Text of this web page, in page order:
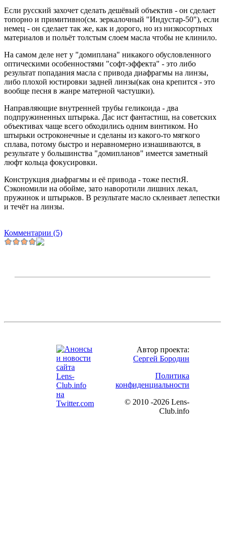
Если русский захочет сделать дешёвый объектив - он сделает
топорно и примитивно(см. зеркалочный "Индустар-50"), если
немец - он сделает так же, как и дорого, но из низкосортных
материалов и польёт толстым слоем масла чтобы не клинило.
На самом деле нет у "домиплана" никакого обусловленного
оптическими особенностями "софт-эффекта" - это либо
результат попадания масла с привода диафрагмы на линзы,
либо плохой юстировки задней линзы(как она крепится - это
вообще песня в жанре матерной частушки).
Направляющие внутренней трубы геликоида - два
подпружиненных штырька. Дас ист фантастиш, на советских
объективах чаще всего обходились одним винтиком. Но
штырьки остроконечные и сделаны из какого-то мягкого
сплава, потому быстро и неравномерно изнашиваются, в
результате у большинства "домипланов" имеется заметный
люфт кольца фокусировки.
Конструкция диафрагмы и её привода - тоже пестнЯ.
Сэкономили на обойме, зато наворотили лишних лекал,
пружинок и штырьков. В результате масло склеивает лепестки
и течёт на линзы.
Комментарии (5)
Автор проекта:
Сергей Бородин
Политика
конфиденциальности
© 2010 -2026 Lens-
Club.info